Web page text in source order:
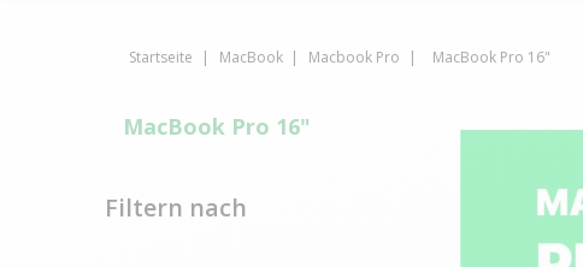
Startseite MacBook Macbook Pro MacBook Pro 16"
MacBook Pro 16"
Filtern nach